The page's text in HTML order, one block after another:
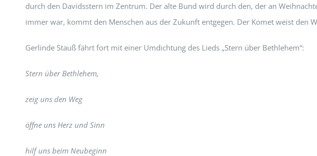
durch den Davidsstern im Zentrum. Der alte Bund wird durch den, der an
immer war, kommt den Menschen aus der Zukunft entgegen. Der Komet weist den
Gerlinde Stauß fährt fort mit einer Umdichtung des Lieds „Stern über Bethlehem“:
Stern über Bethlehem,
zeig uns den Weg
öffne uns Herz und Sinn
hilf uns beim Neubeginn